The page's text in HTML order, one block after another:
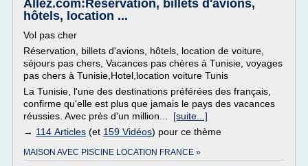
Allez.com:Réservation, billets d'avions,
hôtels, location ...
Vol pas cher
Réservation, billets d'avions, hôtels, location de voiture,
séjours pas chers, Vacances pas chères à Tunisie, voyages
pas chers à Tunisie,Hotel,location voiture Tunis
La Tunisie, l'une des destinations préférées des français,
confirme qu'elle est plus que jamais le pays des vacances
réussies. Avec près d'un million... [suite...]
→ 114 Articles (et 159 Vidéos) pour ce thème
MAISON AVEC PISCINE LOCATION FRANCE »